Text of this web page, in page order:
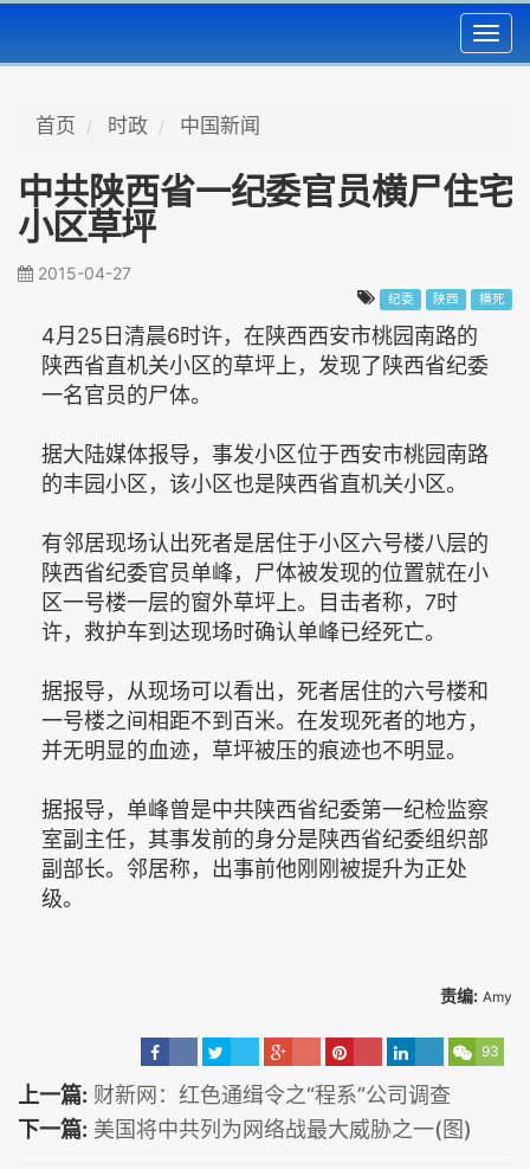
首页 时政 中国新闻
中共陕西省一纪委官员横尸住宅
小区草坪
2015-04-27
纪委 陕西 横死
4月25日清晨6时许，在陕西西安市桃园南路的
陕西省直机关小区的草坪上，发现了陕西省纪委
一名官员的尸体。
据大陆媒体报导，事发小区位于西安市桃园南路
的丰园小区，该小区也是陕西省直机关小区。
有邻居现场认出死者是居住于小区六号楼八层的
陕西省纪委官员单峰，尸体被发现的位置就在小
区一号楼一层的窗外草坪上。目击者称，7时
许，救护车到达现场时确认单峰已经死亡。
据报导，从现场可以看出，死者居住的六号楼和
一号楼之间相距不到百米。在发现死者的地方，
并无明显的血迹，草坪被压的痕迹也不明显。
据报导，单峰曾是中共陕西省纪委第一纪检监察
室副主任，其事发前的身分是陕西省纪委组织部
副部长。邻居称，出事前他刚刚被提升为正处
级。
责编: Amy
93
上一篇: 财新网：红色通缉令之“程系”公司调查
下一篇: 美国将中共列为网络战最大威胁之一(图)